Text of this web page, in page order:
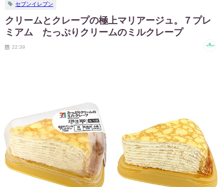
セブンイレブン
クリームとクレープの極上マリアージュ。７プレ
ミアム たっぷりクリームのミルクレープ
22:39